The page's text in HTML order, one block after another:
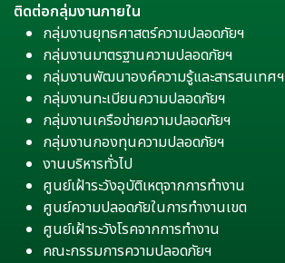
ติดต่อกลุ่มงานภายใน
กลุ่มงานยุทธศาสตร์ความปลอดภัยฯ
กลุ่มงานมาตรฐานความปลอดภัยฯ
กลุ่มงานพัฒนาองค์ความรู้และสารสนเทศฯ
กลุ่มงานทะเบียนความปลอดภัยฯ
กลุ่มงานเครือข่ายความปลอดภัยฯ
กลุ่มงานกองทุนความปลอดภัยฯ
งานบริหารทั่วไป
ศูนย์เฝ้าระวังอุบัติเหตุจากการทำงาน
ศูนย์ความปลอดภัยในการทำงานเขต
ศูนย์เฝ้าระวังโรคจากการทำงาน
คณะกรรมการความปลอดภัยฯ